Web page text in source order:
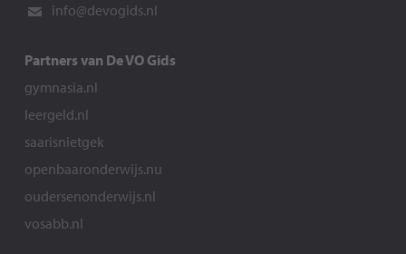
info@devogids.nl
Partners van De VO Gids
gymnasia.nl
leergeld.nl
saarisnietgek
openbaaronderwijs.nu
oudersenonderwijs.nl
vosabb.nl